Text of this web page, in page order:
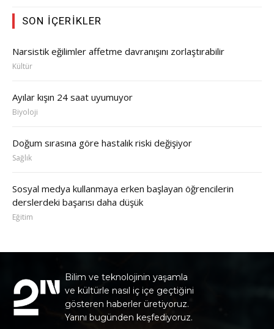
SON İÇERIKLER
Narsistik eğilimler affetme davranışını zorlaştırabilir
Kültür
Ayılar kışın 24 saat uyumuyor
Biyoloji
Doğum sırasına göre hastalık riski değişiyor
Sağlık
Sosyal medya kullanmaya erken başlayan öğrencilerin
derslerdeki başarısı daha düşük
Eğitim
Bilim ve teknolojinin yaşamla
ve kültürle nasıl iç içe geçtiğini
gösteren haberler üretiyoruz.
Yarını bugünden keşfediyoruz.